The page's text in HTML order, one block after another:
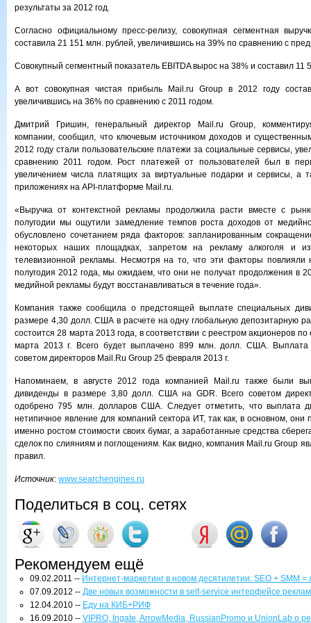
результаты за 2012 год.
Согласно официальному пресс-релизу, совокупная сегментная
составила 21 151 млн. рублей, увеличившись на 39% по сравнению с
Совокупный сегментный показатель EBITDA вырос на 38% и составил 11
А вот совокупная чистая прибыль Mail.ru Group в 2012 году
увеличившись на 36% по сравнению с 2011 годом.
Дмитрий Гришин, генеральный директор Mail.ru Group,
компании, сообщил, что ключевым источником доходов и
2012 году стали пользовательские платежи за социальные сервисы,
сравнению 2011 годом. Рост платежей от пользователей был в
увеличением числа платящих за виртуальные подарки и сервисы, а
приложениях на API-платформе Mail.ru.
«Выручка от контекстной рекламы продолжила расти вместе с
полугодии мы ощутили замедление темпов роста доходов от
обусловлено сочетанием ряда факторов: запланированным
некоторых наших площадках, запретом на рекламу алкоголя и
телевизионной рекламы. Несмотря на то, что эти факторы повлияли
полугодия 2012 года, мы ожидаем, что они не получат продолжения в
медийной рекламы будут восстанавливаться в течение года».
Компания также сообщила о предстоящей выплате специальных
размере 4,30 долл. США в расчете на одну глобальную депозитарную
состоится 28 марта 2013 года, в соответствии с реестром акционеров
марта 2013 г. Всего будет выплачено 899 млн. долл. США. Выплата
советом директоров Mail.Ru Group 25 февраля 2013 г.
Напоминаем, в августе 2012 года компанией Mail.ru также были
дивиденды в размере 3,80 долл. США на GDR. Всего советом
одобрено 795 млн. долларов США. Следует отметить, что выплата
нетипичное явление для компаний сектора ИТ, так как, в основном, они
именно ростом стоимости своих бумаг, а заработанные средства
сделок по слияниям и поглощениям. Как видно, компания Mail.ru Group
правил.
Источник: www.searchengines.ru
Поделиться в соц. сетях
Рекомендуем ещё
09.02.2011 -- Интернет-маркетинг в новом десятилетии: SEO + SMM =
07.09.2012 -- Две новых возможности в self-service интерфейсе
12.04.2010 -- Еду на КИБ+РИФ
16.09.2010 -- VIPRO, Ingate, ArrowMedia, RussianPromo и UnionLab о